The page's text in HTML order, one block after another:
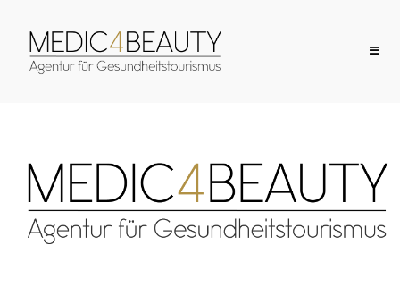
Herzlich
Willkommen